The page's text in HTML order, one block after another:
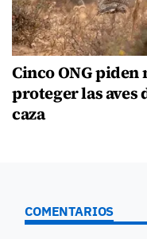
Cinco ONG
proteger las aves
caza
COMENTARIOS